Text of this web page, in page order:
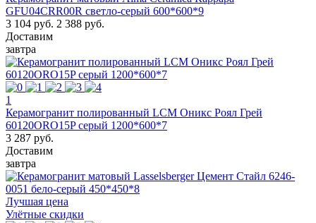
GFU04CRR00R светло-серый 600*600*9
3 104 руб. 2 388 руб.
Доставим
завтра
1
Керамогранит полированный LCM Оникс Роял Грей
60120ORO15P серый 1200*600*7
3 287 руб.
Доставим
завтра
Лучшая цена
Улётные скидки